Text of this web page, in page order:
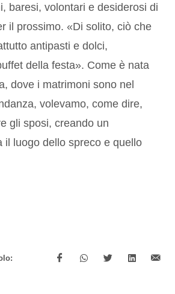
baresi, volontari e desiderosi di
il prossimo. «Di solito, ciò che
antipasti e dolci,
della festa». Come è nata
dove i matrimoni sono nel
volevamo, come dire,
gli sposi, creando un
il luogo dello spreco e quello